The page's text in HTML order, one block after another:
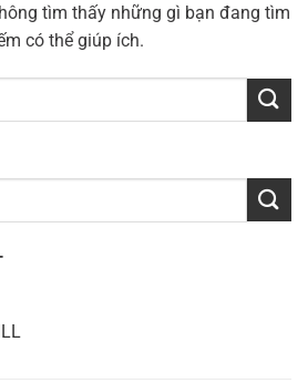
tìm thấy những gì bạn đang tìm
có thể giúp ích.